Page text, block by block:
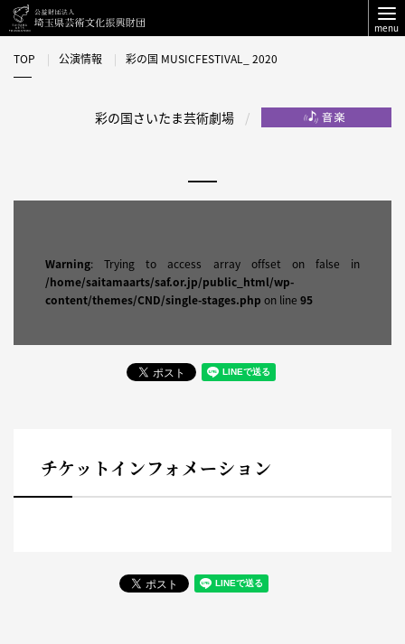
menu
TOP 公演情報 彩の国 MUSICFESTIVAL_ 2020
彩の国さいたま芸術劇場
Warning: Trying to access array offset on false in
/home/saitamaarts/saf.or.jp/public_html/wp-
content/themes/CND/single-stages.php on line 95
チケットインフォメーション